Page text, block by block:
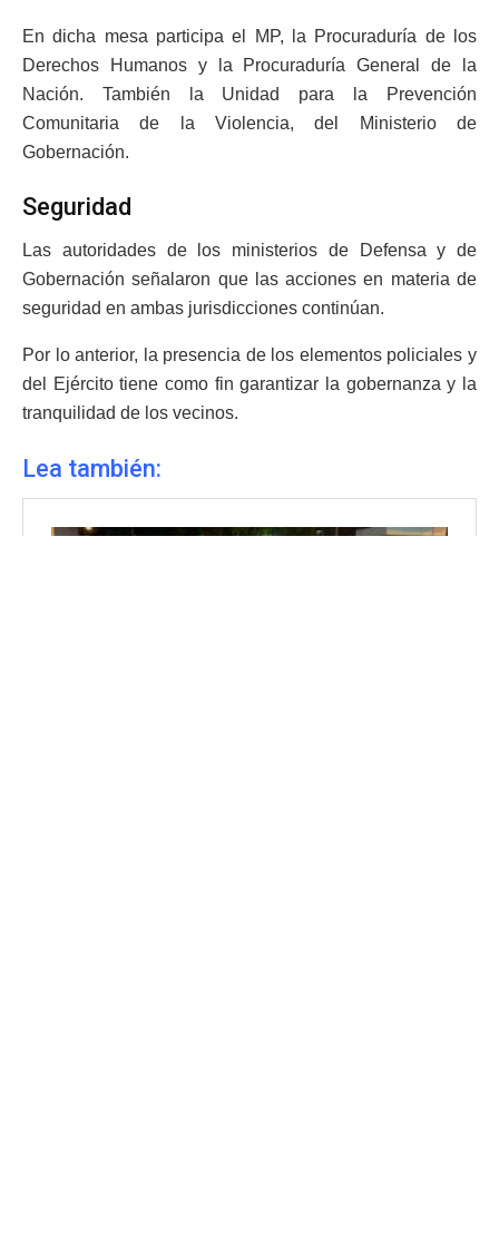
En dicha mesa participa el MP, la Procuraduría de los
Derechos Humanos y la Procuraduría General de la
Nación. También la Unidad para la Prevención
Comunitaria de la Violencia, del Ministerio de
Gobernación.
Seguridad
Las autoridades de los ministerios de Defensa y de
Gobernación señalaron que las acciones en materia de
seguridad en ambas jurisdicciones continúan.
Por lo anterior, la presencia de los elementos policiales y
del Ejército tiene como fin garantizar la gobernanza y la
tranquilidad de los vecinos.
Lea también: